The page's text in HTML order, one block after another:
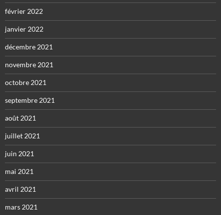
février 2022
janvier 2022
décembre 2021
novembre 2021
octobre 2021
septembre 2021
août 2021
juillet 2021
juin 2021
mai 2021
avril 2021
mars 2021